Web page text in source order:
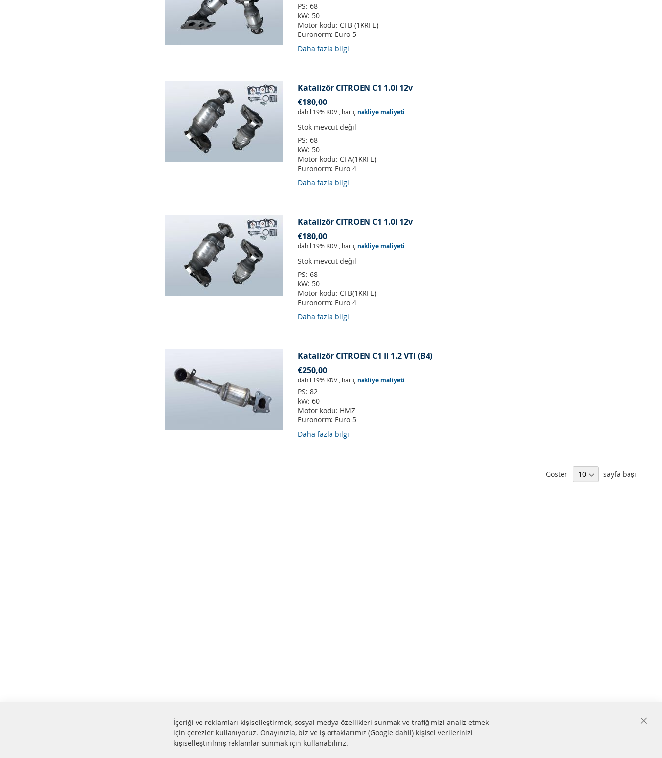
PS:68
kW: 50
Motor kodu: CFB (1KRFE)
Euronorm: Euro 5
Daha fazla bilgi
Katalizör CITROEN C1 1.0i 12v
€180,00
dahil 19% KDV , hariç nakliye maliyeti
Stok mevcut değil
PS:68
kW: 50
Motor kodu: CFA(1KRFE)
Euronorm: Euro 4
Daha fazla bilgi
Katalizör CITROEN C1 1.0i 12v
€180,00
dahil 19% KDV , hariç nakliye maliyeti
Stok mevcut değil
PS:68
kW: 50
Motor kodu: CFB(1KRFE)
Euronorm: Euro 4
Daha fazla bilgi
Katalizör CITROEN C1 II 1.2 VTI (B4)
€250,00
dahil 19% KDV , hariç nakliye maliyeti
PS:82
kW:60
Motor kodu: HMZ
Euronorm: Euro 5
Daha fazla bilgi
Göster sayfa başı
Close
İçeriği ve reklamları kişiselleştirmek, sosyal medya özellikleri sunmak ve trafiğimizi analiz etmek
için çerezler kullanıyoruz. Onayınızla, biz ve iş ortaklarımız (Google dahil) kişisel verilerinizi
kişiselleştirilmiş reklamlar sunmak için kullanabiliriz.